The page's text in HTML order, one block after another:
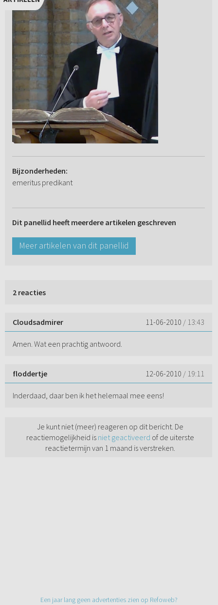
Bijzonderheden:
emeritus predikant
Dit panellid heeft meerdere artikelen geschreven
Meer artikelen van dit panellid
2 reacties
Cloudsadmirer 11-06-2010 / 13:43
Amen. Wat een prachtig antwoord.
floddertje 12-06-2010 / 19:11
Inderdaad, daar ben ik het helemaal mee eens!
Je kunt niet (meer) reageren op dit bericht. De
reactiemogelijkheid is niet geactiveerd of de uiterste
reactietermijn van 1 maand is verstreken.
Een jaar lang geen advertenties zien op Refoweb?